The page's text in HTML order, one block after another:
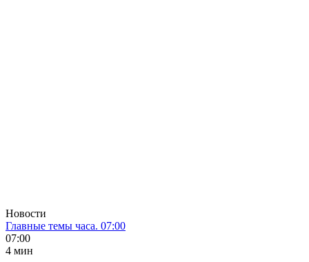
Новости
Главные темы часа. 07:00
07:00
4 мин